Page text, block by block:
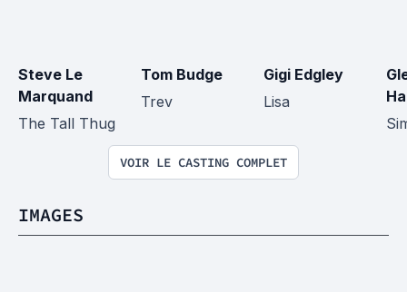
Steve Le
Marquand
The Tall Thug
Tom Budge
Trev
Gigi Edgley
Lisa
VOIR LE CASTING COMPLET
IMAGES